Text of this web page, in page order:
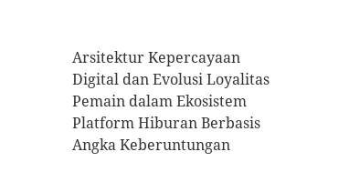
Arsitektur Kepercayaan
Digital dan Evolusi Loyalitas
Pemain dalam Ekosistem
Platform Hiburan Berbasis
Angka Keberuntungan